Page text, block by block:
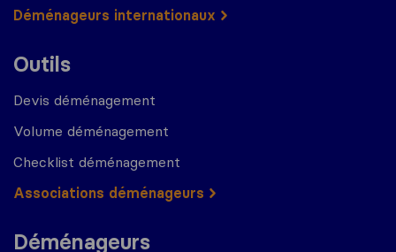
Déménageurs internationaux
Outils
Devis déménagement
Volume déménagement
Checklist déménagement
Associations déménageurs
Déménageurs